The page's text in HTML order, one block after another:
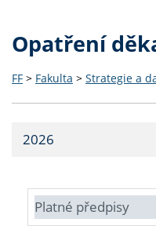
Opatření
FF > Fakulta > Strategie a
2026
Platné předpisy